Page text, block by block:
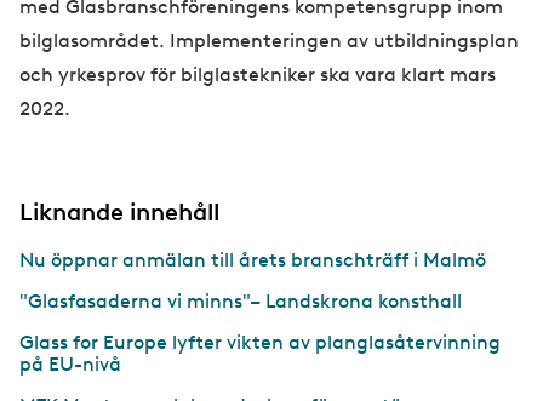
med Glasbranschföreningens kompetensgrupp inom
bilglasområdet. Implementeringen av utbildningsplan
och yrkesprov för bilglastekniker ska vara klart mars
2022.
Liknande innehåll
Nu öppnar anmälan till årets branschträff i Malmö
"Glasfasaderna vi minns"– Landskrona konsthall
Glass for Europe lyfter vikten av planglasåtervinning
på EU-nivå